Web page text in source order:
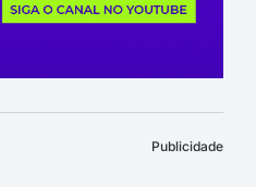
Publicidade